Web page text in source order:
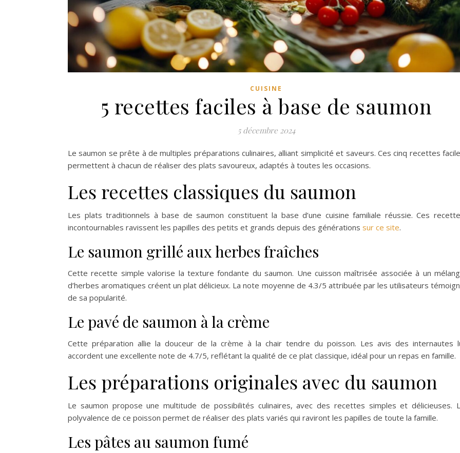
CUISINE
5 recettes faciles à base de saumon
5 décembre 2024
Le saumon se prête à de multiples préparations culinaires, alliant simplicité et saveurs. Ces cinq recettes
permettent à chacun de réaliser des plats savoureux, adaptés à toutes les occasions.
Les recettes classiques du saumon
Les plats traditionnels à base de saumon constituent la base d’une cuisine familiale réussie. Ces
incontournables ravissent les papilles des petits et grands depuis des générations sur ce site.
Le saumon grillé aux herbes fraîches
Cette recette simple valorise la texture fondante du saumon. Une cuisson maîtrisée associée à un
d’herbes aromatiques créent un plat délicieux. La note moyenne de 4.3/5 attribuée par les utilisateurs
de sa popularité.
Le pavé de saumon à la crème
Cette préparation allie la douceur de la crème à la chair tendre du poisson. Les avis des internautes
accordent une excellente note de 4.7/5, reflétant la qualité de ce plat classique, idéal pour un repas en famille.
Les préparations originales avec du saumon
Le saumon propose une multitude de possibilités culinaires, avec des recettes simples et délicieuses.
polyvalence de ce poisson permet de réaliser des plats variés qui raviront les papilles de toute la famille.
Les pâtes au saumon fumé